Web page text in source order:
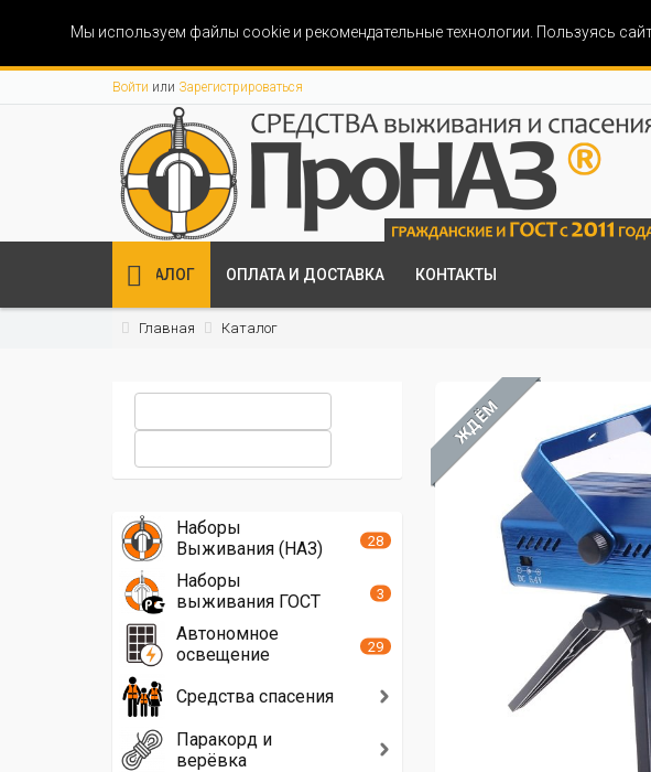
Мы используем файлы cookie и рекомендательные технологии. Пользуясь
Войти или Зарегистрироваться
КАТАЛОГ ОПЛАТА И ДОСТАВКА КОНТАКТЫ
Главная Каталог
ЖДЁМ
Наборы
Выживания (НАЗ)
28
Наборы
выживания ГОСТ
3
Автономное
освещение
29
Средства спасения
Паракорд и
верёвка